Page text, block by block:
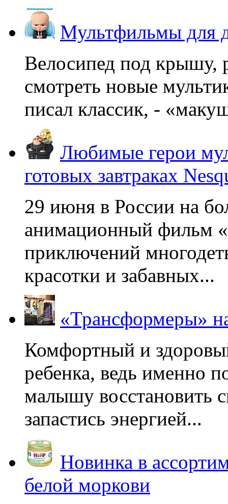
Мультфильмы для
Велосипед под крышу,
смотреть новые
писал классик, -
Любимые герои
готовых завтраках
29 июня в России на
анимационный фильм
приключений
красотки и забавных...
«Трансформеры»
Комфортный и
ребенка, ведь именно
малышу восстановить
запастись энергией...
Новинка в
белой моркови